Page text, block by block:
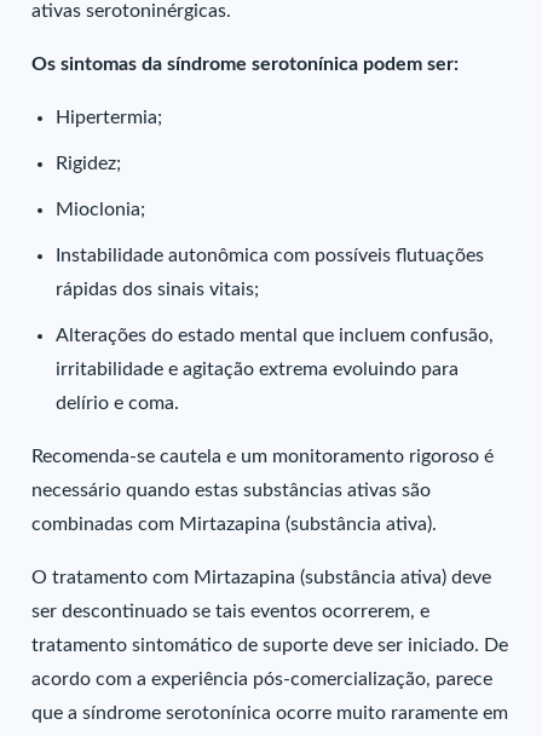
ativas serotoninérgicas.
Os sintomas da síndrome serotonínica podem ser:
Hipertermia;
Rigidez;
Mioclonia;
Instabilidade autonômica com possíveis flutuações
rápidas dos sinais vitais;
Alterações do estado mental que incluem confusão,
irritabilidade e agitação extrema evoluindo para
delírio e coma.
Recomenda-se cautela e um monitoramento rigoroso é
necessário quando estas substâncias ativas são
combinadas com Mirtazapina (substância ativa).
O tratamento com Mirtazapina (substância ativa) deve
ser descontinuado se tais eventos ocorrerem, e
tratamento sintomático de suporte deve ser iniciado. De
acordo com a experiência pós-comercialização, parece
que a síndrome serotonínica ocorre muito raramente em